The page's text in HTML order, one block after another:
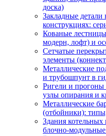
доска)
Закладные
конструкциях:
Кованые
модерн, лофт) и
Сетчатые
элементы
Металлические
и трубошпунт в
Ригели и прогоны
узлы опирания и
Металлические
(отбойники):
Здания котельных
блочно-